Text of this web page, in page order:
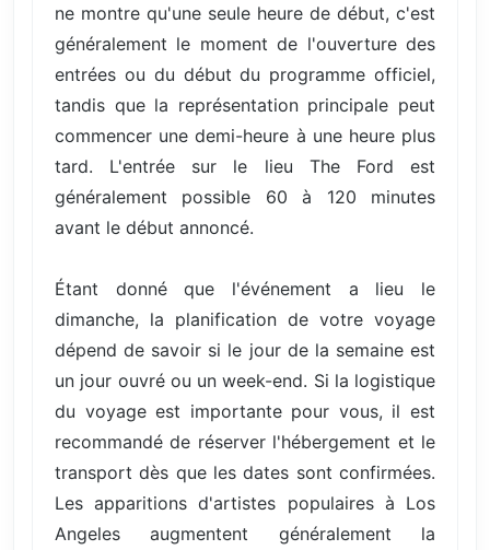
ne montre qu'une seule heure de début, c'est
généralement le moment de l'ouverture des
entrées ou du début du programme officiel,
tandis que la représentation principale peut
commencer une demi-heure à une heure plus
tard. L'entrée sur le lieu The Ford est
généralement possible 60 à 120 minutes
avant le début annoncé.
Étant donné que l'événement a lieu le
dimanche, la planification de votre voyage
dépend de savoir si le jour de la semaine est
un jour ouvré ou un week-end. Si la logistique
du voyage est importante pour vous, il est
recommandé de réserver l'hébergement et le
transport dès que les dates sont confirmées.
Les apparitions d'artistes populaires à Los
Angeles augmentent généralement la